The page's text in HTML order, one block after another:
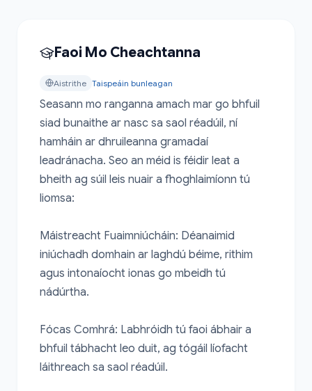
Faoi Mo Cheachtanna
Aistrithe Taispeáin bunleagan
Seasann mo ranganna amach mar go bhfuil
siad bunaithe ar nasc sa saol réadúil, ní
hamháin ar dhruileanna gramadaí
leadránacha. Seo an méid is féidir leat a
bheith ag súil leis nuair a fhoghlaimíonn tú
liomsa:
Máistreacht Fuaimniúcháin: Déanaimid
iniúchadh domhain ar laghdú béime, rithim
agus intonaíocht ionas go mbeidh tú
nádúrtha.
Fócas Comhrá: Labhróidh tú faoi ábhair a
bhfuil tábhacht leo duit, ag tógáil líofacht
láithreach sa saol réadúil.